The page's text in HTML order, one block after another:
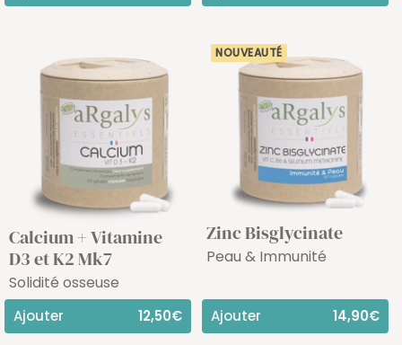
Calcium + Vitamine
D3 et K2 Mk7
Solidité osseuse
Ajouter 12,50€
NOUVEAUTÉ
Zinc Bisglycinate
Peau & Immunité
Ajouter 14,90€